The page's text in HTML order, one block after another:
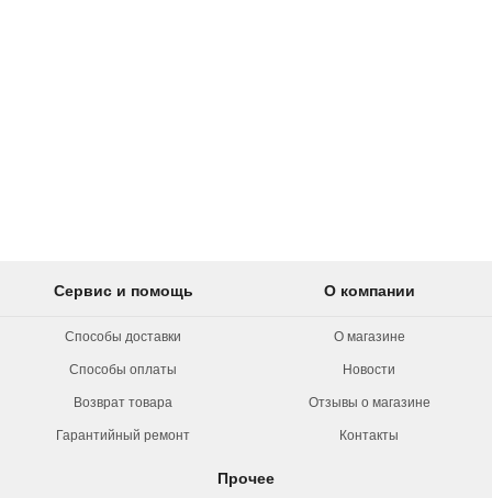
Сервис и помощь
Способы доставки
Способы оплаты
Возврат товара
Гарантийный ремонт
О компании
О магазине
Новости
Отзывы о магазине
Контакты
Прочее